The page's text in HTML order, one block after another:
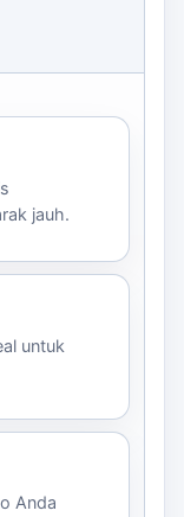
yang
event
jauh.
untuk
Anda